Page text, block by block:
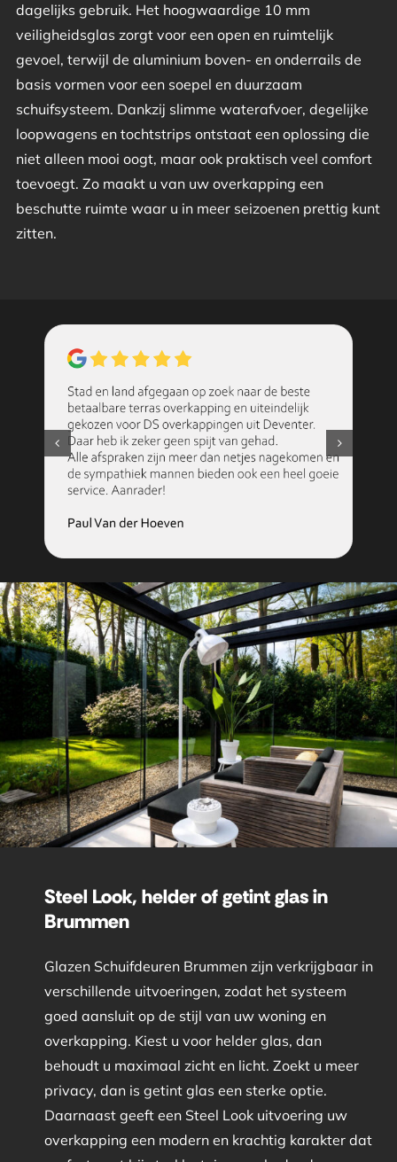
dagelijks gebruik. Het hoogwaardige 10 mm
veiligheidsglas zorgt voor een open en ruimtelijk
gevoel, terwijl de aluminium boven- en onderrails de
basis vormen voor een soepel en duurzaam
schuifsysteem. Dankzij slimme waterafvoer, degelijke
loopwagens en tochtstrips ontstaat een oplossing die
niet alleen mooi oogt, maar ook praktisch veel comfort
toevoegt. Zo maakt u van uw overkapping een
beschutte ruimte waar u in meer seizoenen prettig kunt
zitten.
Steel Look, helder of getint glas in
Brummen
Glazen Schuifdeuren Brummen zijn verkrijgbaar in
verschillende uitvoeringen, zodat het systeem
goed aansluit op de stijl van uw woning en
overkapping. Kiest u voor helder glas, dan
behoudt u maximaal zicht en licht. Zoekt u meer
privacy, dan is getint glas een sterke optie.
Daarnaast geeft een Steel Look uitvoering uw
overkapping een modern en krachtig karakter dat